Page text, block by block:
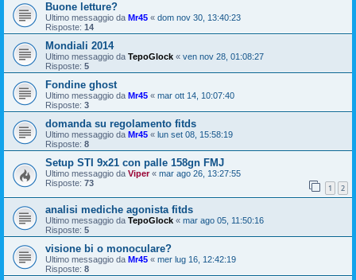
Buone letture?
Ultimo messaggio da Mr45 « dom nov 30, 13:40:23
Risposte: 14
Mondiali 2014
Ultimo messaggio da TepoGlock « ven nov 28, 01:08:27
Risposte: 5
Fondine ghost
Ultimo messaggio da Mr45 « mar ott 14, 10:07:40
Risposte: 3
domanda su regolamento fitds
Ultimo messaggio da Mr45 « lun set 08, 15:58:19
Risposte: 8
Setup STI 9x21 con palle 158gn FMJ
Ultimo messaggio da Viper« mar ago 26, 13:27:55
Risposte: 73 1 2
analisi mediche agonista fitds
Ultimo messaggio da TepoGlock « mar ago 05, 11:50:16
Risposte: 5
visione bi o monoculare?
Ultimo messaggio da Mr45 « mer lug 16, 12:42:19
Risposte: 8